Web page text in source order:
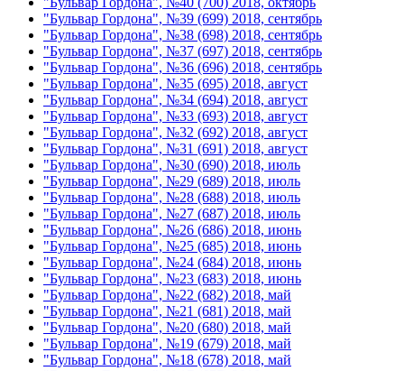
"Бульвар Гордона", №39 (699) 2018, сентябрь
"Бульвар Гордона", №38 (698) 2018, сентябрь
"Бульвар Гордона", №37 (697) 2018, сентябрь
"Бульвар Гордона", №36 (696) 2018, сентябрь
"Бульвар Гордона", №35 (695) 2018, август
"Бульвар Гордона", №34 (694) 2018, август
"Бульвар Гордона", №33 (693) 2018, август
"Бульвар Гордона", №32 (692) 2018, август
"Бульвар Гордона", №31 (691) 2018, август
"Бульвар Гордона", №30 (690) 2018, июль
"Бульвар Гордона", №29 (689) 2018, июль
"Бульвар Гордона", №28 (688) 2018, июль
"Бульвар Гордона", №27 (687) 2018, июль
"Бульвар Гордона", №26 (686) 2018, июнь
"Бульвар Гордона", №25 (685) 2018, июнь
"Бульвар Гордона", №24 (684) 2018, июнь
"Бульвар Гордона", №23 (683) 2018, июнь
"Бульвар Гордона", №22 (682) 2018, май
"Бульвар Гордона", №21 (681) 2018, май
"Бульвар Гордона", №20 (680) 2018, май
"Бульвар Гордона", №19 (679) 2018, май
"Бульвар Гордона", №18 (678) 2018, май